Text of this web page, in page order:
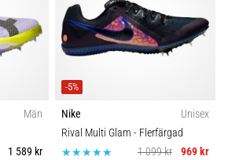
Män
1 589 kr
-5%
Nike
Unisex
Rival Multi Glam - Flerfärgad
1 099 kr
969 kr